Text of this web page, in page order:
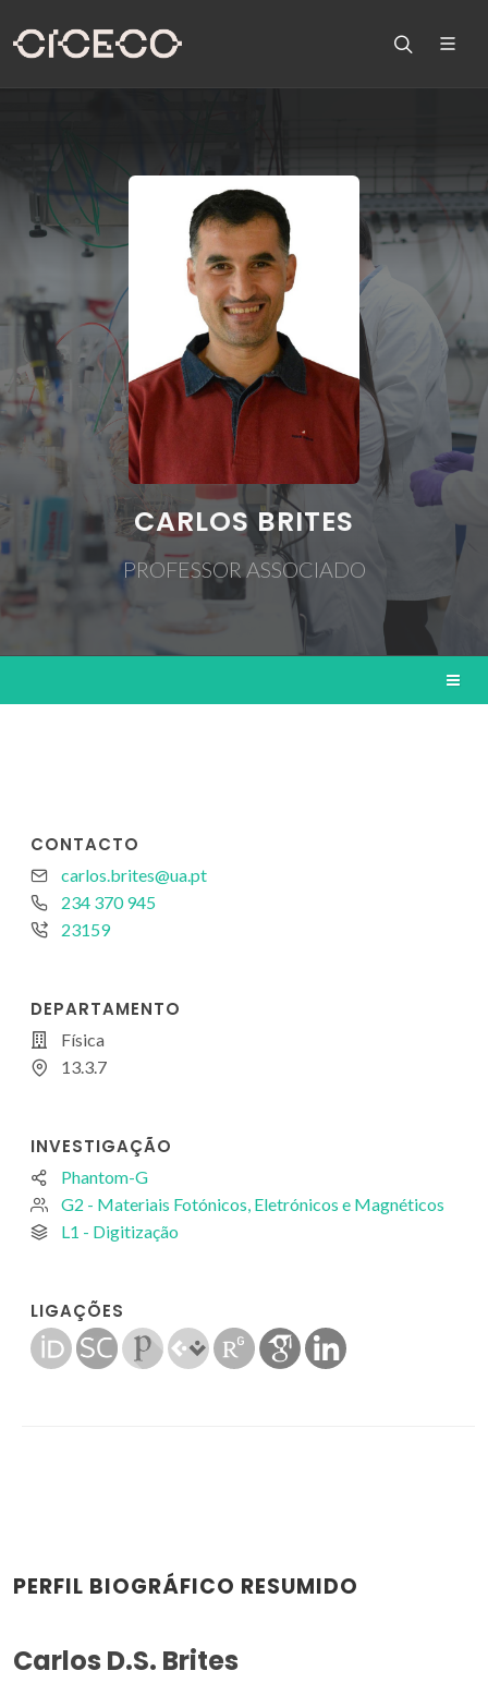
CARLOS BRITES
PROFESSOR ASSOCIADO
CONTACTO
carlos.brites@ua.pt
234 370 945
23159
DEPARTAMENTO
Física
13.3.7
INVESTIGAÇÃO
Phantom-G
G2 - Materiais Fotónicos, Eletrónicos e Magnéticos
L1 - Digitização
LIGAÇÕES
PERFIL BIOGRÁFICO RESUMIDO
Carlos D.S. Brites